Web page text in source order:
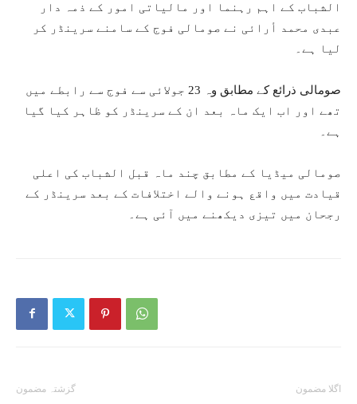
الشباب کے اہم رہنما اور مالیاتی امور کے ذمہ دار
عبدی محمد أرائی نے صومالی فوج کے سامنے سرینڈر کر
لیا ہے۔
صومالی ذرائع کے مطابق وہ 23 جولائی سے فوج سے رابطے میں
تھے اور اب ایک ماہ بعد ان کے سرینڈر کو ظاہر کیا گیا
ہے۔
صومالی میڈیا کے مطابق چند ماہ قبل الشباب کی اعلی
قیادت میں واقع ہونے والے اختلافات کے بعد سرینڈر کے
رجحان میں تیزی دیکھنے میں آئی ہے۔
گزشتہ مضمون اگلا مضمون